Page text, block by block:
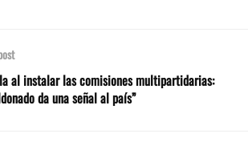
al instalar las comisiones multipartidarias:
da una señal al país”